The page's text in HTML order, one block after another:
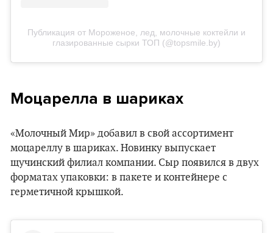
Публикация от Мороженое, лед, молочные коктейли и
глазированные сырки ТОП (@topsmile.by)
Моцарелла в шариках
«Молочный Мир» добавил в свой ассортимент
моцареллу в шариках. Новинку выпускает
щучинский филиал компании. Сыр появился в двух
форматах упаковки: в пакете и контейнере с
герметичной крышкой.